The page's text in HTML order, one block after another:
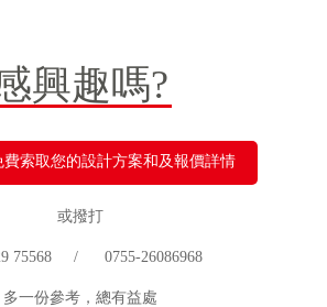
興趣嗎?
費索取您的設計方案和及報價詳情
或撥打
75568 / 0755-26086968
多一份參考，總有益處